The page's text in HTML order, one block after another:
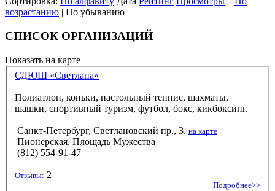
возрастанию | По убыванию
СПИСОК ОРГАНИЗАЦИЙ
Показать на карте
СДЮШ «Светлана»
Полиатлон, коньки, настольный теннис, шахматы,
шашки, спортивный туризм, футбол, бокс, кикбоксинг.
Санкт-Петербург, Светлановский пр., 3. на карте
Пионерская, Площадь Мужества
(812) 554-91-47
Отзывы: 2
Подробнее>>